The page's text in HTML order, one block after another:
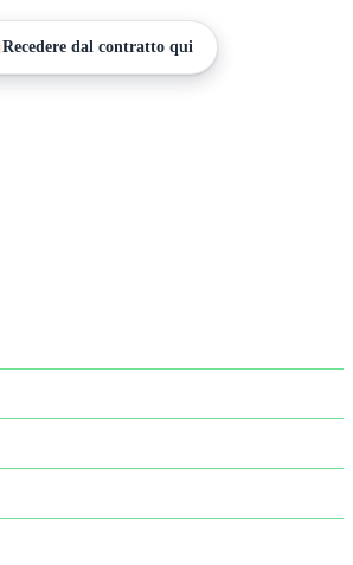
Recedere dal contratto qui